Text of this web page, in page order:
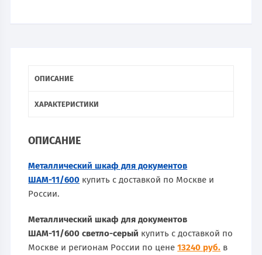
ОПИСАНИЕ
ХАРАКТЕРИСТИКИ
ОПИСАНИЕ
Металлический шкаф для документов
ШАМ-11/600 купить с доставкой по Москве и
России.
Металлический шкаф для документов
ШАМ-11/600 светло-серый купить с доставкой по
Москве и регионам России по цене13240 руб. в